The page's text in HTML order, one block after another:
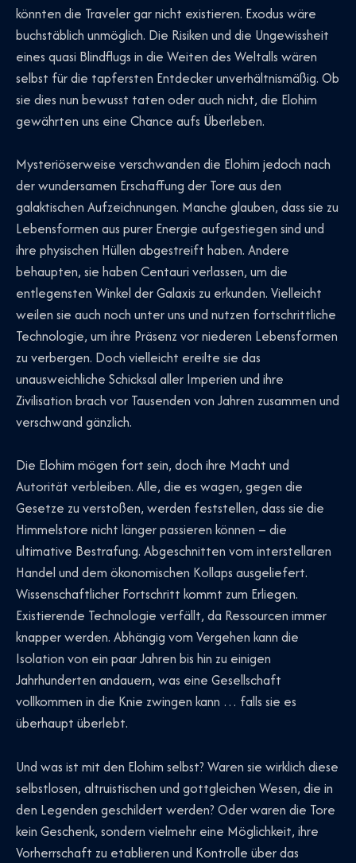
könnten die Traveler gar nicht existieren. Exodus wäre
buchstäblich unmöglich. Die Risiken und die Ungewissheit
eines quasi Blindflugs in die Weiten des Weltalls wären
selbst für die tapfersten Entdecker unverhältnismäßig. Ob
sie dies nun bewusst taten oder auch nicht, die Elohim
gewährten uns eine Chance aufs Überleben.
Mysteriöserweise verschwanden die Elohim jedoch nach
der wundersamen Erschaffung der Tore aus den
galaktischen Aufzeichnungen. Manche glauben, dass sie zu
Lebensformen aus purer Energie aufgestiegen sind und
ihre physischen Hüllen abgestreift haben. Andere
behaupten, sie haben Centauri verlassen, um die
entlegensten Winkel der Galaxis zu erkunden. Vielleicht
weilen sie auch noch unter uns und nutzen fortschrittliche
Technologie, um ihre Präsenz vor niederen Lebensformen
zu verbergen. Doch vielleicht ereilte sie das
unausweichliche Schicksal aller Imperien und ihre
Zivilisation brach vor Tausenden von Jahren zusammen und
verschwand gänzlich.
Die Elohim mögen fort sein, doch ihre Macht und
Autorität verbleiben. Alle, die es wagen, gegen die
Gesetze zu verstoßen, werden feststellen, dass sie die
Himmelstore nicht länger passieren können – die
ultimative Bestrafung. Abgeschnitten vom interstellaren
Handel und dem ökonomischen Kollaps ausgeliefert.
Wissenschaftlicher Fortschritt kommt zum Erliegen.
Existierende Technologie verfällt, da Ressourcen immer
knapper werden. Abhängig vom Vergehen kann die
Isolation von ein paar Jahren bis hin zu einigen
Jahrhunderten andauern, was eine Gesellschaft
vollkommen in die Knie zwingen kann … falls sie es
überhaupt überlebt.
Und was ist mit den Elohim selbst? Waren sie wirklich diese
selbstlosen, altruistischen und gottgleichen Wesen, die in
den Legenden geschildert werden? Oder waren die Tore
kein Geschenk, sondern vielmehr eine Möglichkeit, ihre
Vorherrschaft zu etablieren und Kontrolle über das